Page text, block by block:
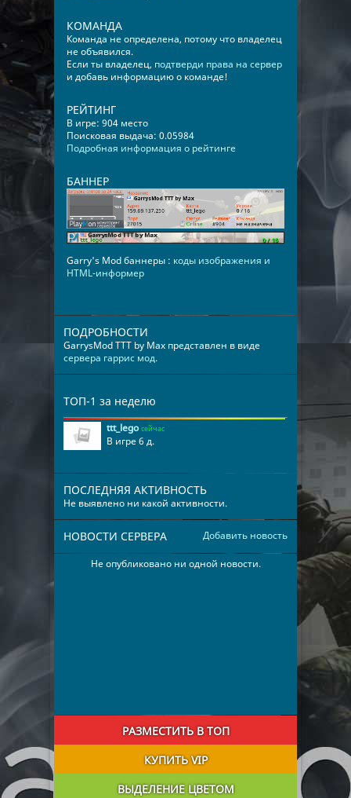
КОМАНДА
Команда не определена, потому что владелец
не объявился.
Если ты владелец, подтверди права на сервер
и добавь информацию о команде!
РЕЙТИНГ
В игре: 904 место
Поисковая выдача: 0.05984
Подробная информация о рейтинге
БАННЕР
Garry's Mod баннеры : коды изображения и
HTML-информер
ПОДРОБНОСТИ
GarrysMod TTT by Max представлен в виде
сервера гаррис мод.
ТОП-1 за неделю
ttt_lego сейчас
В игре 6 д.
ПОСЛЕДНЯЯ АКТИВНОСТЬ
Не выявлено ни какой активности.
Добавить новость
НОВОСТИ СЕРВЕРА
Не опубликовано ни одной новости.
РАЗМЕСТИТЬ В ТОП
КУПИТЬ VIP
ВЫДЕЛЕНИЕ ЦВЕТОМ